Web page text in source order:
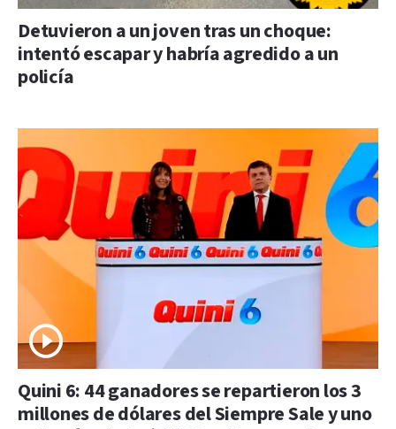
Detuvieron a un joven tras un choque:
intentó escapar y habría agredido a un
policía
Quini 6: 44 ganadores se repartieron los 3
millones de dólares del Siempre Sale y uno